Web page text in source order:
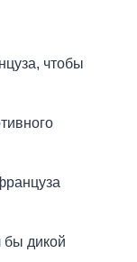
чтобы
бы дикой